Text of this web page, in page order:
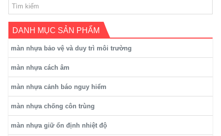
DANH MỤC SẢN PHẨM
màn nhựa bảo vệ và duy trì môi trường
màn nhựa cách âm
màn nhựa cảnh báo nguy hiểm
màn nhựa chống côn trùng
màn nhựa giữ ổn định nhiệt độ